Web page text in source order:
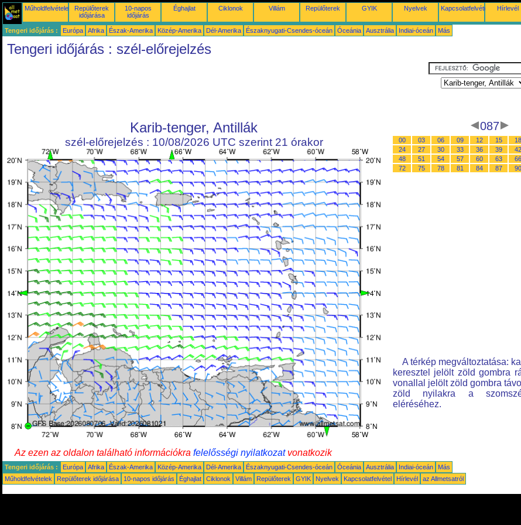
Műholdfelvételek
Repülőterek
időjárása
10-napos
időjárás
Éghajlat Ciklonok Villám Repülőterek GYIK Nyelvek Kapcsolatfelvétel Hírlevél
Tengeri időjárás : Európa Afrika Észak-Amerika Közép-Amerika Dél-Amerika Északnyugati-Csendes-óceán Óceánia Ausztrália Indiai-óceán Más
Tengeri időjárás : szél-előrejelzés
Karib-tenger, Antillák
szél-előrejelzés : 10/08/2026 UTC szerint 21 órakor
087
00 03 06 09 12 15 18
24
27 30 33 36 39 42
48
51 54 57 60 63 66
72
75 78 81 84 87 90
A térkép megváltoztatása:
keresztel jelölt zöld gombra
vonallal jelölt zöld gombra
zöld nyilakra a
eléréséhez.
Az ezen az oldalon található információkra felelősségi nyilatkozatvonatkozik
Tengeri időjárás : Európa Afrika Észak-Amerika Közép-Amerika Dél-Amerika Északnyugati-Csendes-óceán Óceánia Ausztrália Indiai-óceán
Más
Műholdfelvételek
Repülőterek időjárása 10-napos időjárás Éghajlat Ciklonok Villám Repülőterek GYIK Nyelvek Kapcsolatfelvétel Hírlevél az Allmetsatról